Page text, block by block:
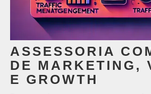
ASSESSORIA
DE MARKETING,
E GROWTH